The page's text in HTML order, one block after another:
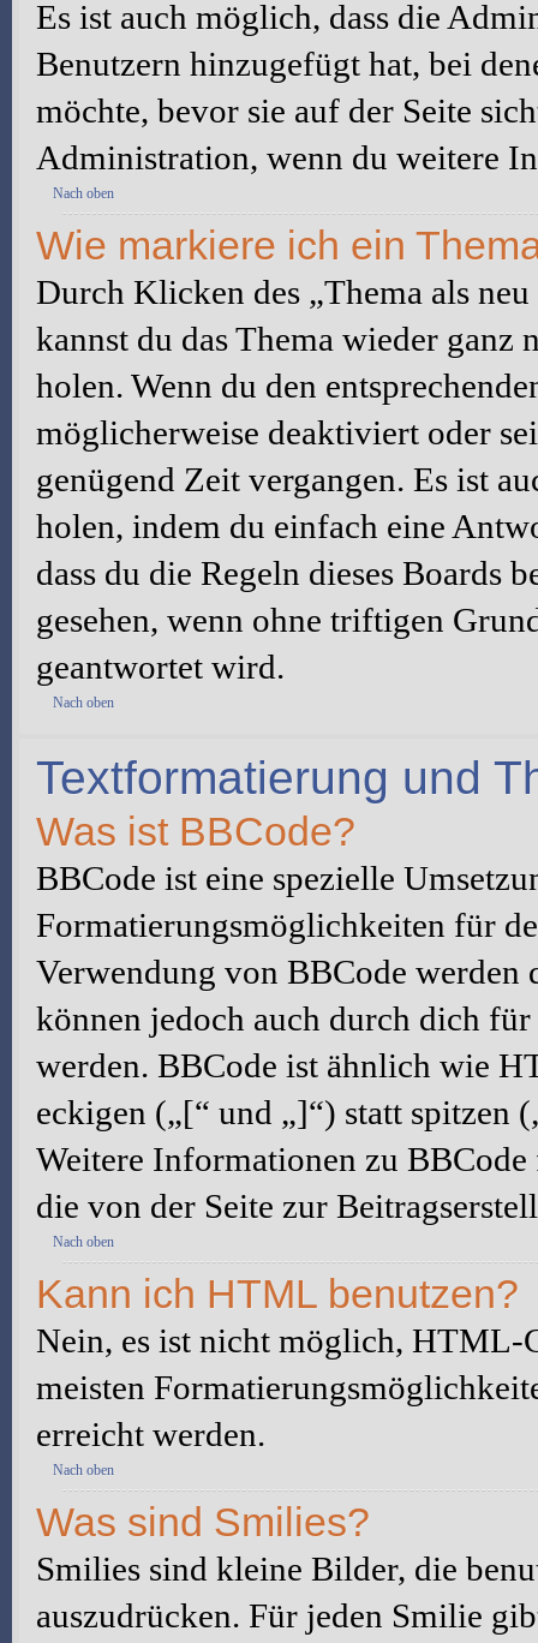
Es ist auch möglich, dass die
Benutzern hinzugefügt hat, bei
möchte, bevor sie auf der Seite
Administration, wenn du weitere
Nach oben
Wie markiere ich ein
Durch Klicken des „Thema als
kannst du das Thema wieder ganz
holen. Wenn du den
möglicherweise deaktiviert oder
genügend Zeit vergangen. Es ist
holen, indem du einfach eine
dass du die Regeln dieses Boards
gesehen, wenn ohne triftigen
geantwortet wird.
Nach oben
Textformatierung und
Was ist BBCode?
BBCode ist eine spezielle
Formatierungsmöglichkeiten für
Verwendung von BBCode
können jedoch auch durch dich
werden. BBCode ist ähnlich wie
eckigen („[“ und „]“) statt spitzen
Weitere Informationen zu
die von der Seite zur
Nach oben
Kann ich HTML benutzen?
Nein, es ist nicht möglich, HTML-
meisten
erreicht werden.
Nach oben
Was sind Smilies?
Smilies sind kleine Bilder, die
auszudrücken. Für jeden Smilie